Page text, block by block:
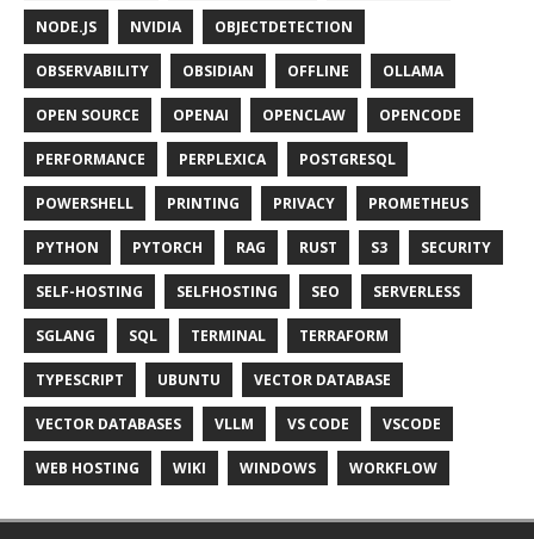
NODE.JS NVIDIA OBJECTDETECTION
OBSERVABILITY OBSIDIAN OFFLINE OLLAMA
OPEN SOURCE OPENAI OPENCLAW OPENCODE
PERFORMANCE PERPLEXICA POSTGRESQL
POWERSHELL PRINTING PRIVACY PROMETHEUS
PYTHON PYTORCH RAG RUST S3 SECURITY
SELF-HOSTING SELFHOSTING SEO SERVERLESS
SGLANG SQL TERMINAL TERRAFORM
TYPESCRIPT UBUNTU VECTOR DATABASE
VECTOR DATABASES VLLM VS CODE VSCODE
WEB HOSTING WIKI WINDOWS WORKFLOW